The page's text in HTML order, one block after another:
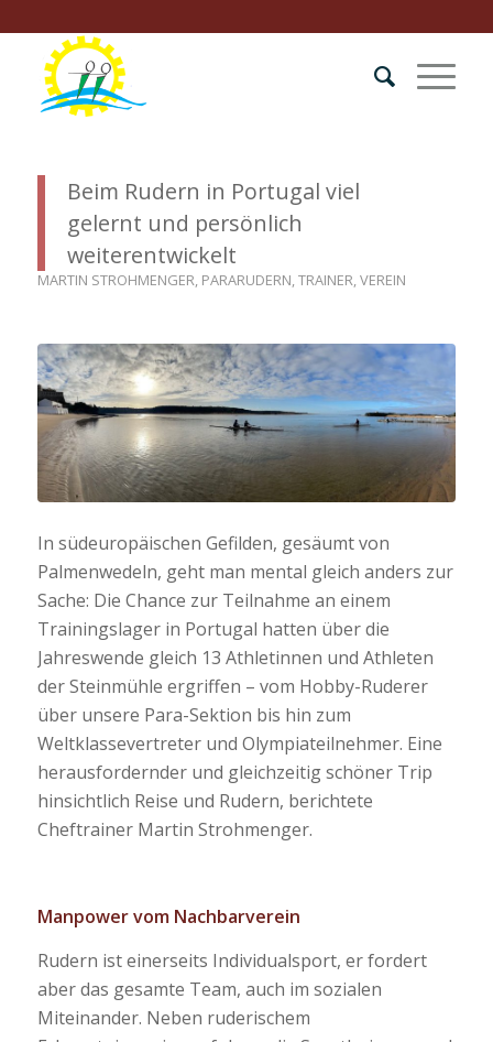
Beim Rudern in Portugal viel
gelernt und persönlich
weiterentwickelt
MARTIN STROHMENGER, PARARUDERN,TRAINER,VEREIN
In südeuropäischen Gefilden, gesäumt von
Palmenwedeln, geht man mental gleich anders zur
Sache: Die Chance zur Teilnahme an einem
Trainingslager in Portugal hatten über die
Jahreswende gleich 13 Athletinnen und Athleten
der Steinmühle ergriffen – vom Hobby-Ruderer
über unsere Para-Sektion bis hin zum
Weltklassevertreter und Olympiateilnehmer. Eine
herausfordernder und gleichzeitig schöner Trip
hinsichtlich Reise und Rudern, berichtete
Cheftrainer Martin Strohmenger.
Manpower vom Nachbarverein
Rudern ist einerseits Individualsport, er fordert
aber das gesamte Team, auch im sozialen
Miteinander. Neben ruderischem